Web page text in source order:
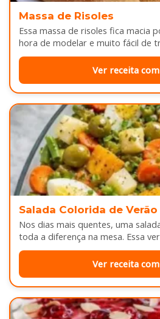
Massa de Risoles
Essa massa de risoles fica macia
hora de modelar e muito fácil de
Ver receita
Salada Colorida de Verão
Nos dias mais quentes, uma
toda a diferença na mesa. Essa
legumes cozidos…
Ver receita